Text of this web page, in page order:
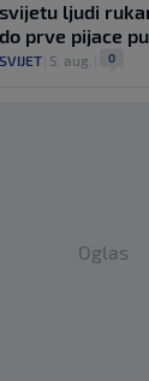
svijetu ljudi
do prve pijace
SVIJET 5. aug. 0
Oglas